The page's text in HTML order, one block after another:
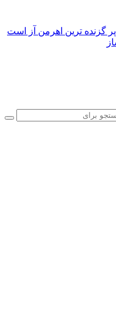
گزنده ترین اهرمن آز است